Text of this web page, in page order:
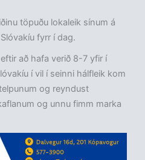
töpuðu lokaleik sínum á
fyrr í dag.
að hafa verið 8-7 yfir í
í vil í seinni hálfleik kom
og reyndust
og unnu fimm marka